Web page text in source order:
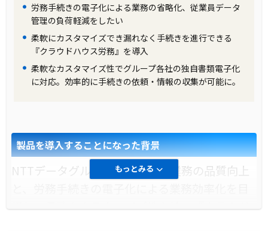
労務手続きの電子化による業務の省略化、従業員データ
管理の負荷軽減をしたい
柔軟にカスタマイズでき漏れなく手続きを進行できる
『クラウドハウス労務』を導入
柔軟なカスタマイズ性でグループ各社の独自書類電子化
に対応。効率的に手続きの依頼・情報の収集が可能に。
もっとみる
製品を導入することになった背景
NTTデータグループ各社の間接業務の品質向上
指し、柔軟なカスタマイズ性を持つ『クラウド